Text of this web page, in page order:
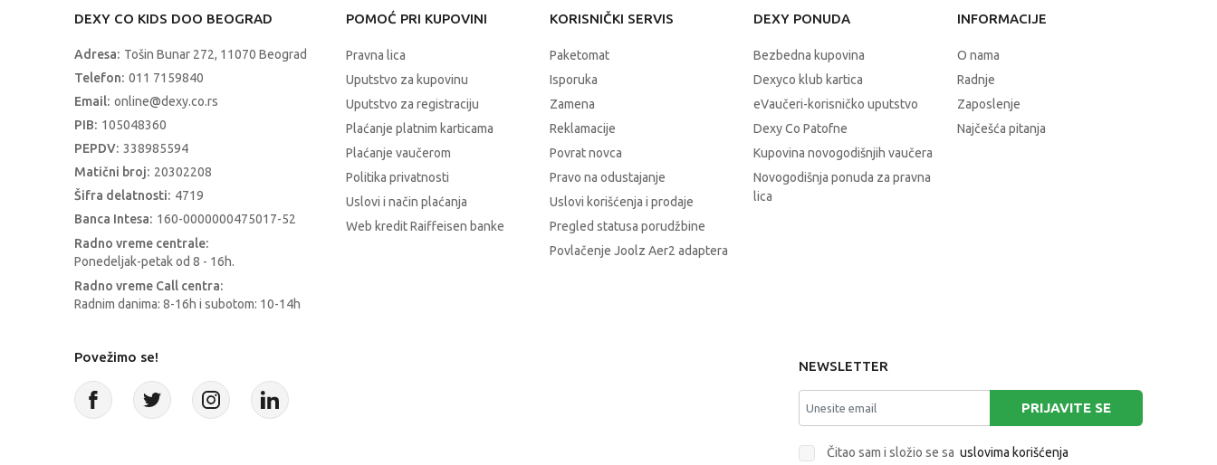
DEXY CO KIDS DOO BEOGRAD
Adresa: Tošin Bunar 272, 11070 Beograd
Telefon: 011 7159840
Email: online@dexy.co.rs
PIB: 105048360
PEPDV: 338985594
Matični broj: 20302208
Šifra delatnosti: 4719
Banca Intesa: 160-0000000475017-52
Radno vreme centrale:
Ponedeljak-petak od 8 - 16h.
Radno vreme Call centra:
Radnim danima: 8-16h i subotom: 10-14h
POMOĆ PRI KUPOVINI
Pravna lica
Uputstvo za kupovinu
Uputstvo za registraciju
Plaćanje platnim karticama
Plaćanje vaučerom
Politika privatnosti
Uslovi i način plaćanja
Web kredit Raiffeisen banke
KORISNIČKI SERVIS
Paketomat
Isporuka
Zamena
Reklamacije
Povrat novca
Pravo na odustajanje
Uslovi korišćenja i prodaje
Pregled statusa porudžbine
Povlačenje Joolz Aer2 adaptera
DEXY PONUDA
Bezbedna kupovina
Dexyco klub kartica
eVaučeri-korisničko uputstvo
Dexy Co Patofne
Kupovina novogodišnjih vaučera
Novogodišnja ponuda za pravna
lica
INFORMACIJE
O nama
Radnje
Zaposlenje
Najčešća pitanja
Povežimo se!
NEWSLETTER
PRIJAVITE SE
Čitao sam i složio se sa uslovima korišćenja